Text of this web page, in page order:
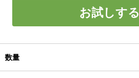
お試しする
数量